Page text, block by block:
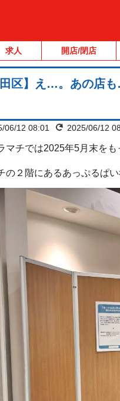
求人 開店/閉店
田区】え…。あの店
06/12 08:01 2025/06/12
マチでは2025年5月末をも
の２階にあるあっぷるぱ